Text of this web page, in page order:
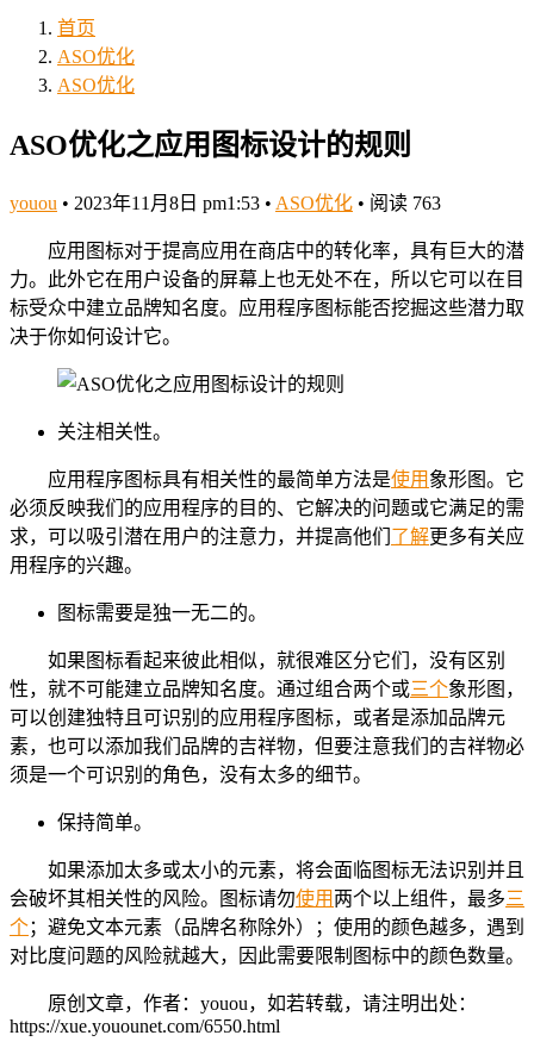
首页
ASO优化
ASO优化
ASO优化之应用图标设计的规则
youou • 2023年11月8日 pm1:53 • ASO优化 • 阅读 763
应用图标对于提高应用在商店中的转化率，具有巨大的潜
力。此外它在用户设备的屏幕上也无处不在，所以它可以在目
标受众中建立品牌知名度。应用程序图标能否挖掘这些潜力取
决于你如何设计它。
关注相关性。
应用程序图标具有相关性的最简单方法是使用 象形图。它
必须反映我们的应用程序的目的、它解决的问题或它满足的需
求，可以吸引潜在用户的注意力，并提高他们 了解更多有关应
用程序的兴趣。
图标需要是独一无二的。
如果图标看起来彼此相似，就很难区分它们，没有区别
性，就不可能建立品牌知名度。通过组合两个或三个象形图，
可以创建独特且可识别的应用程序图标，或者是添加品牌元
素，也可以添加我们品牌的吉祥物，但要注意我们的吉祥物必
须是一个可识别的角色，没有太多的细节。
保持简单。
如果添加太多或太小的元素，将会面临图标无法识别并且
会破坏其相关性的风险。图标请勿使用 两个以上组件，最多三
个；避免文本元素（品牌名称除外）；使用的颜色越多，遇到
对比度问题的风险就越大，因此需要限制图标中的颜色数量。
原创文章，作者：youou，如若转载，请注明出处：
https://xue.youounet.com/6550.html